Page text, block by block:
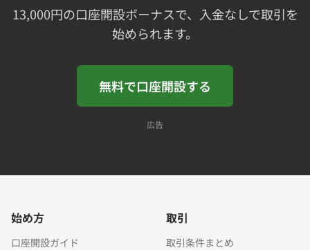
13,000円の口座開設ボーナスで、入金なしで取引を
始められます。
無料で口座開設する
広告
始め方
口座開設ガイド
取引
取引条件まとめ